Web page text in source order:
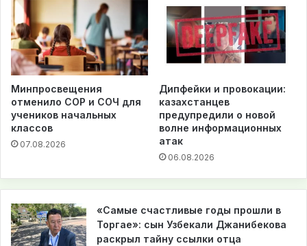
Минпросвещения
отменило СОР и СОЧ для
учеников начальных
классов
07.08.2026
Дипфейки и провокации:
казахстанцев
предупредили о новой
волне информационных
атак
06.08.2026
«Самые счастливые годы прошли в
Торгае»: сын Узбекали Джанибекова
раскрыл тайну ссылки отца